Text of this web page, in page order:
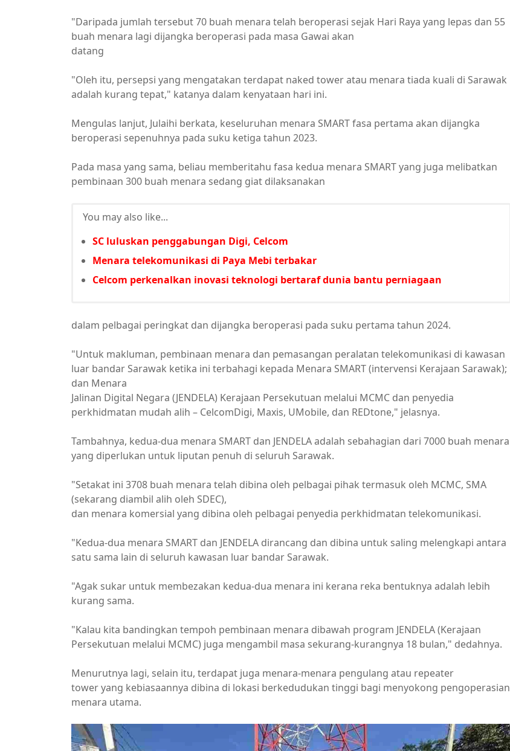
"Daripada jumlah tersebut 70 buah menara telah beroperasi sejak Hari Raya yang lepas dan 55
buah menara lagi dijangka beroperasi pada masa Gawai akan
datang
"Oleh itu, persepsi yang mengatakan terdapat naked tower atau menara tiada kuali di Sarawak
adalah kurang tepat," katanya dalam kenyataan hari ini.
Mengulas lanjut, Julaihi berkata, keseluruhan menara SMART fasa pertama akan dijangka
beroperasi sepenuhnya pada suku ketiga tahun 2023.
Pada masa yang sama, beliau memberitahu fasa kedua menara SMART yang juga melibatkan
pembinaan 300 buah menara sedang giat dilaksanakan
You may also like...
SC luluskan penggabungan Digi, Celcom
Menara telekomunikasi di Paya Mebi terbakar
Celcom perkenalkan inovasi teknologi bertaraf dunia bantu perniagaan
dalam pelbagai peringkat dan dijangka beroperasi pada suku pertama tahun 2024.
"Untuk makluman, pembinaan menara dan pemasangan peralatan telekomunikasi di kawasan
luar bandar Sarawak ketika ini terbahagi kepada Menara SMART (intervensi Kerajaan Sarawak);
dan Menara
Jalinan Digital Negara (JENDELA) Kerajaan Persekutuan melalui MCMC dan penyedia
perkhidmatan mudah alih – CelcomDigi, Maxis, UMobile, dan REDtone," jelasnya.
Tambahnya, kedua-dua menara SMART dan JENDELA adalah sebahagian dari 7000 buah menara
yang diperlukan untuk liputan penuh di seluruh Sarawak.
"Setakat ini 3708 buah menara telah dibina oleh pelbagai pihak termasuk oleh MCMC, SMA
(sekarang diambil alih oleh SDEC),
dan menara komersial yang dibina oleh pelbagai penyedia perkhidmatan telekomunikasi.
"Kedua-dua menara SMART dan JENDELA dirancang dan dibina untuk saling melengkapi antara
satu sama lain di seluruh kawasan luar bandar Sarawak.
"Agak sukar untuk membezakan kedua-dua menara ini kerana reka bentuknya adalah lebih
kurang sama.
"Kalau kita bandingkan tempoh pembinaan menara dibawah program JENDELA (Kerajaan
Persekutuan melalui MCMC) juga mengambil masa sekurang-kurangnya 18 bulan," dedahnya.
Menurutnya lagi, selain itu, terdapat juga menara-menara pengulang atau repeater
tower yang kebiasaannya dibina di lokasi berkedudukan tinggi bagi menyokong pengoperasian
menara utama.